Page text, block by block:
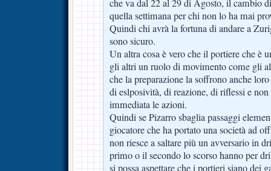
che va dal 22 al 29 di Agosto, il cambio
quella settimana per chi non lo ha mai
Quindi chi avrà la fortuna di andare a
sono sicuro.
Un altra cosa è vero che il portiere che è
gli altri un ruolo di movimento come gli
che la preparazione la soffrono anche
di eslposività, di reazione, di riflessi e
immediata le azioni.
Quindi se Pizarro sbaglia passaggi
giocatore che ha portato una società ad
non riesce a saltare più un avversario in
primo o il secondo lo scorso hanno per
si possa aspettare che i portieri siano dei